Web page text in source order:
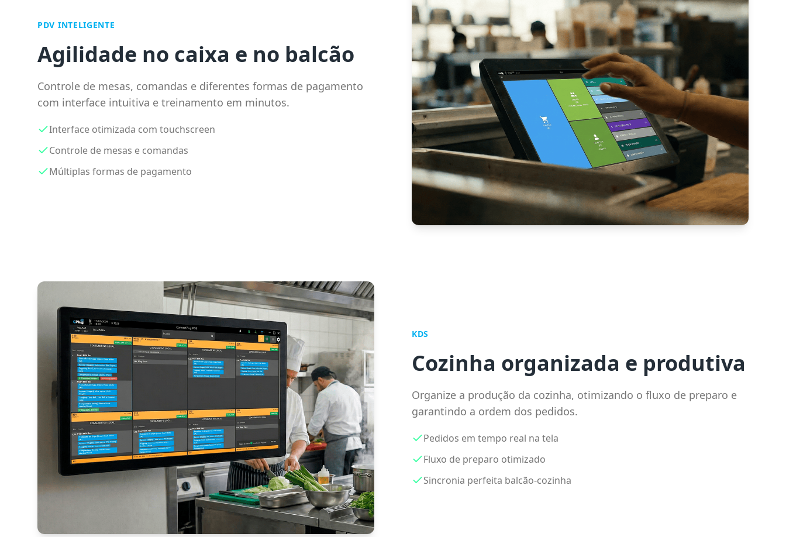
PDV INTELIGENTE
Agilidade no caixa e no balcão
Controle de mesas, comandas e diferentes formas de pagamento
com interface intuitiva e treinamento em minutos.
Interface otimizada com touchscreen
Controle de mesas e comandas
Múltiplas formas de pagamento
KDS
Cozinha organizada e produtiva
Organize a produção da cozinha, otimizando o fluxo de preparo e
garantindo a ordem dos pedidos.
Pedidos em tempo real na tela
Fluxo de preparo otimizado
Sincronia perfeita balcão-cozinha